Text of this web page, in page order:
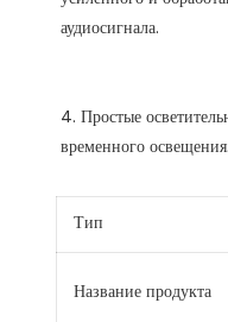
4. Простые
Тип
Название продукта